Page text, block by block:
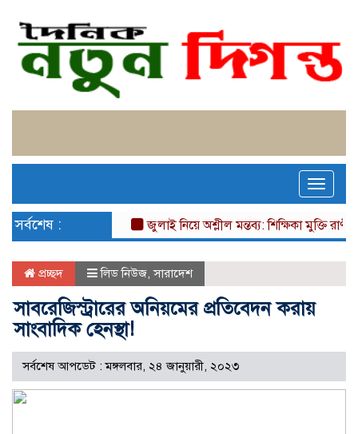
Toggle
সর্বশেষ : জুলাই নিয়ে অশ্লীল মন্তব্য: শিক্ষিকা মুক্তি রাণীর
প্রচ্ছদ লিড নিউজ,সারাদেশ
সাবরেজিস্ট্রারের অনিয়মের প্রতিবেদন করায়
সাংবাদিক হেনস্থা!
সর্বশেষ আপডেট : মঙ্গলবার, ২৪ জানুয়ারী, ২০২৩